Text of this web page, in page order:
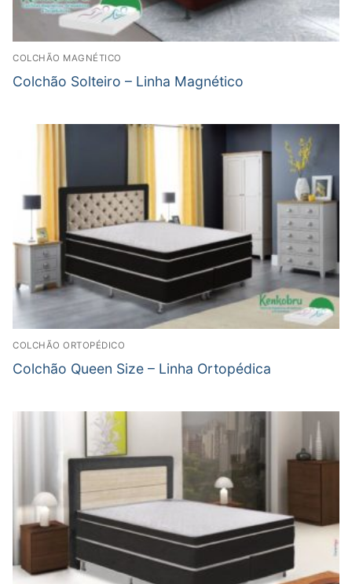
COLCHÃO MAGNÉTICO
Colchão Solteiro – Linha Magnético
COLCHÃO ORTOPÉDICO
Colchão Queen Size – Linha Ortopédica